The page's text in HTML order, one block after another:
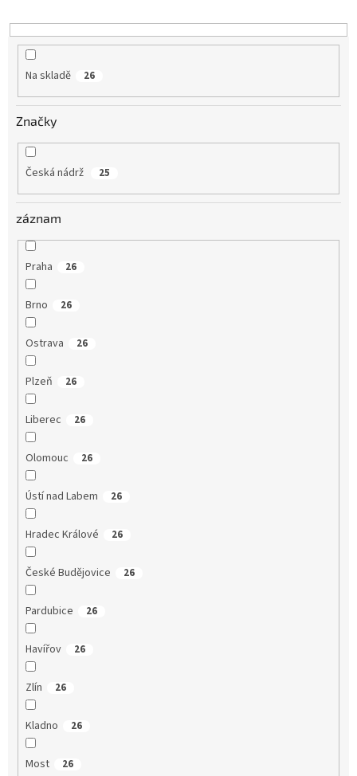
t
ů
Na skladě 26
Značky
Česká nádrž 25
záznam
Praha 26
Brno 26
Ostrava 26
Plzeň 26
Liberec 26
Olomouc 26
Ústí nad Labem 26
Hradec Králové 26
České Budějovice 26
Pardubice 26
Havířov 26
Zlín 26
Kladno 26
Most 26